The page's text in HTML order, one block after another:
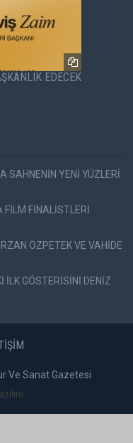
EDECEK
SAHNENİN YENİ YÜZLERİ
FİLM FİNALİSTLERİ
ÖZPETEK VE VAHİDE
İLK GÖSTERİSİNİ DENİZ
Ve Sanat Gazetesi